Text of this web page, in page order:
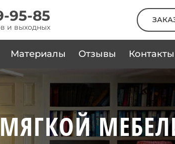
95-85
и выходных
Материалы Отзывы Контакты